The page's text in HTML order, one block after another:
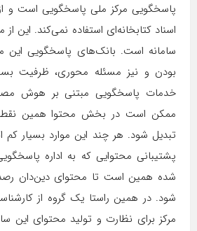
پاسخگویی مرکز ملی پاسخگویی است و از
اسناد کتابخانه‌ای استفاده نمی‌کند. این
سامانه است. بانک‌های پاسخگویی
بودن و نیز مسئله محوری، ظرفیت
خدمات پاسخگویی مبتنی بر هوش
ممکن است در بخش محتوا همین
تبدیل شود. هر چند این موارد بسیار
پشتیبانی محتوایی که به اداره
شده همین است تا محتوای دین‌دان
شود. در همین راستا یک گروه از
مرکز برای نظارت و تولید محتوای این